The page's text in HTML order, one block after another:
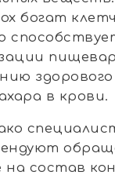
богат
в крови.
состав